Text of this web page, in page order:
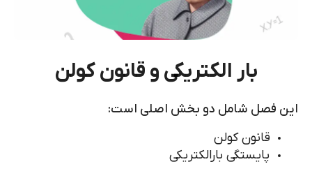
بار الکتریکی و قانون کولن
این فصل شامل دو بخش اصلی است:
قانون کولن
پایستگی بارالکتریکی